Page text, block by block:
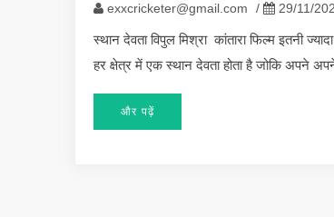
exxcricketer@gmail.com / 29/11/
स्थान देवता विपुल मिश्रा कांतारा फिल्म इतनी
हर क्षेत्र में एक स्थान देवता होता है जोकि अपने
और पढ़ें